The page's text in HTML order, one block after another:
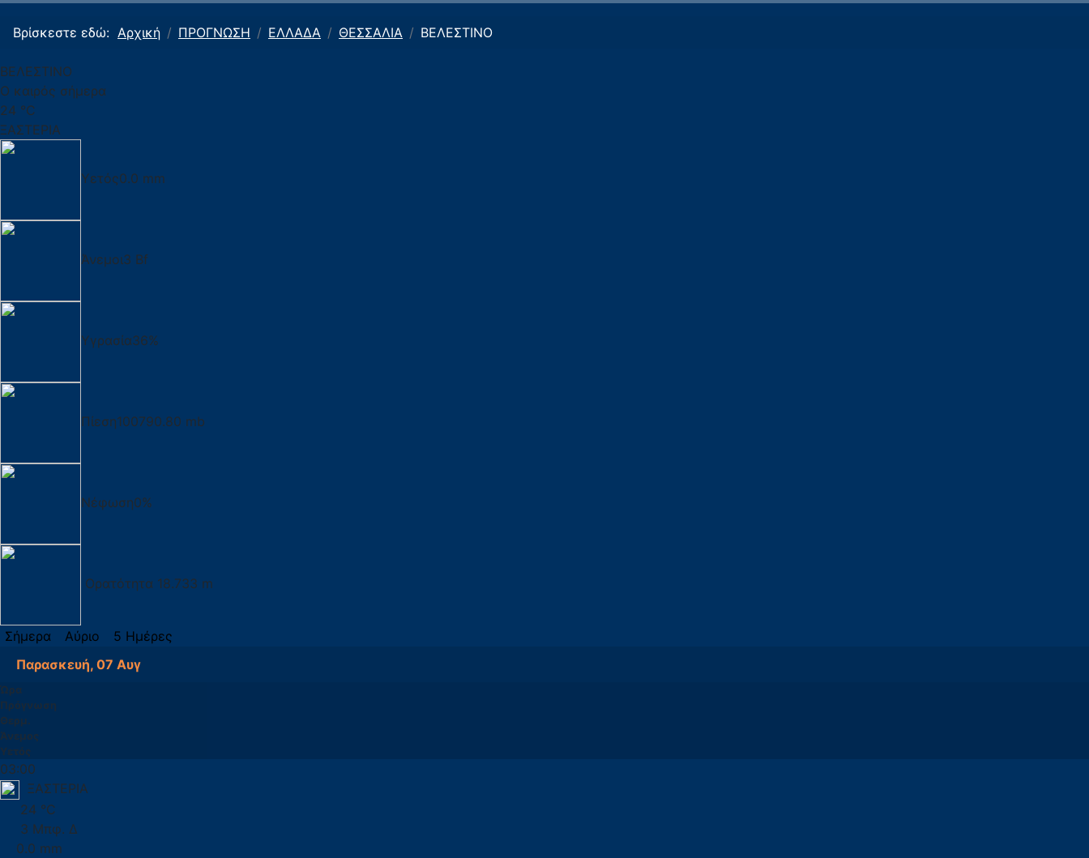
Βρίσκεστε εδώ: Αρχική ΠΡΟΓΝΩΣΗ ΕΛΛΑΔΑ ΘΕΣΣΑΛΙΑ ΒΕΛΕΣΤΙΝΟ
ΒΕΛΕΣΤΙΝΟ
Ο καιρός σήμερα
24 °C
ΞΑΣΤΕΡΙΑ
Υετός0.0 mm
Άνεμοι3 Bf
Υγρασία36%
Πίεση100790.80 mb
Νέφωση0%
Ορατότητα 18.733 m
Σήμερα Αύριο
5 Ημέρες
Παρασκευή, 07 Αυγ
Ώρα
Πρόγνωση
Θερμ.
Άνεμος
Υετός
03:00
ΞΑΣΤΕΡΙΑ
24 °C
3 Μπφ. Δ
0.0 mm